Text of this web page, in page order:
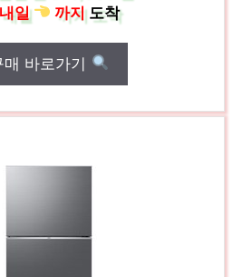
내일
까지도착
매 바로가기